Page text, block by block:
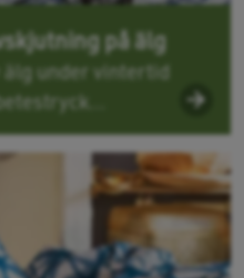
på älg
under vintertid